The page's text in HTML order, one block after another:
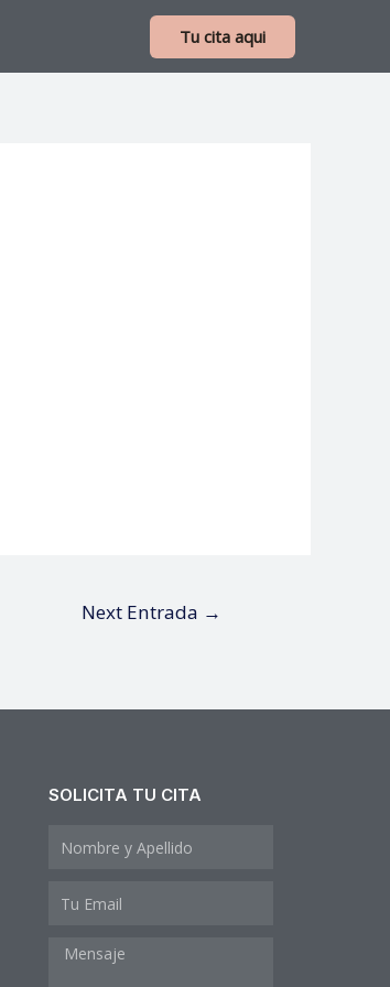
Tu cita aqui
Next Entrada →
SOLICITA TU CITA